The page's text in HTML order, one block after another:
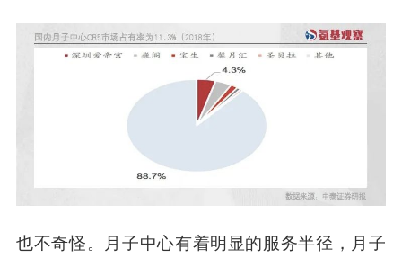
也不奇怪。月子中心有着明显的服务半径，月子